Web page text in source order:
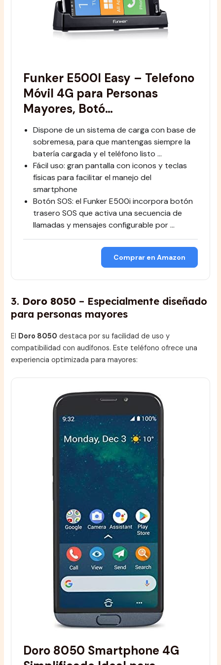
Funker E500I Easy – Telefono
Móvil 4G para Personas
Mayores, Botó…
Dispone de un sistema de carga con base de
sobremesa, para que mantengas siempre la
batería cargada y el teléfono listo …
Fácil uso: gran pantalla con iconos y teclas
físicas para facilitar el manejo del
smartphone
Botón SOS: el Funker E500i incorpora botón
trasero SOS que activa una secuencia de
llamadas y mensajes configurable por …
Comprar en Amazon
3. Doro 8050 – Especialmente diseñado
para personas mayores
El Doro 8050 destaca por su facilidad de uso y
compatibilidad con audífonos. Este teléfono ofrece una
experiencia optimizada para mayores:
Doro 8050 Smartphone 4G